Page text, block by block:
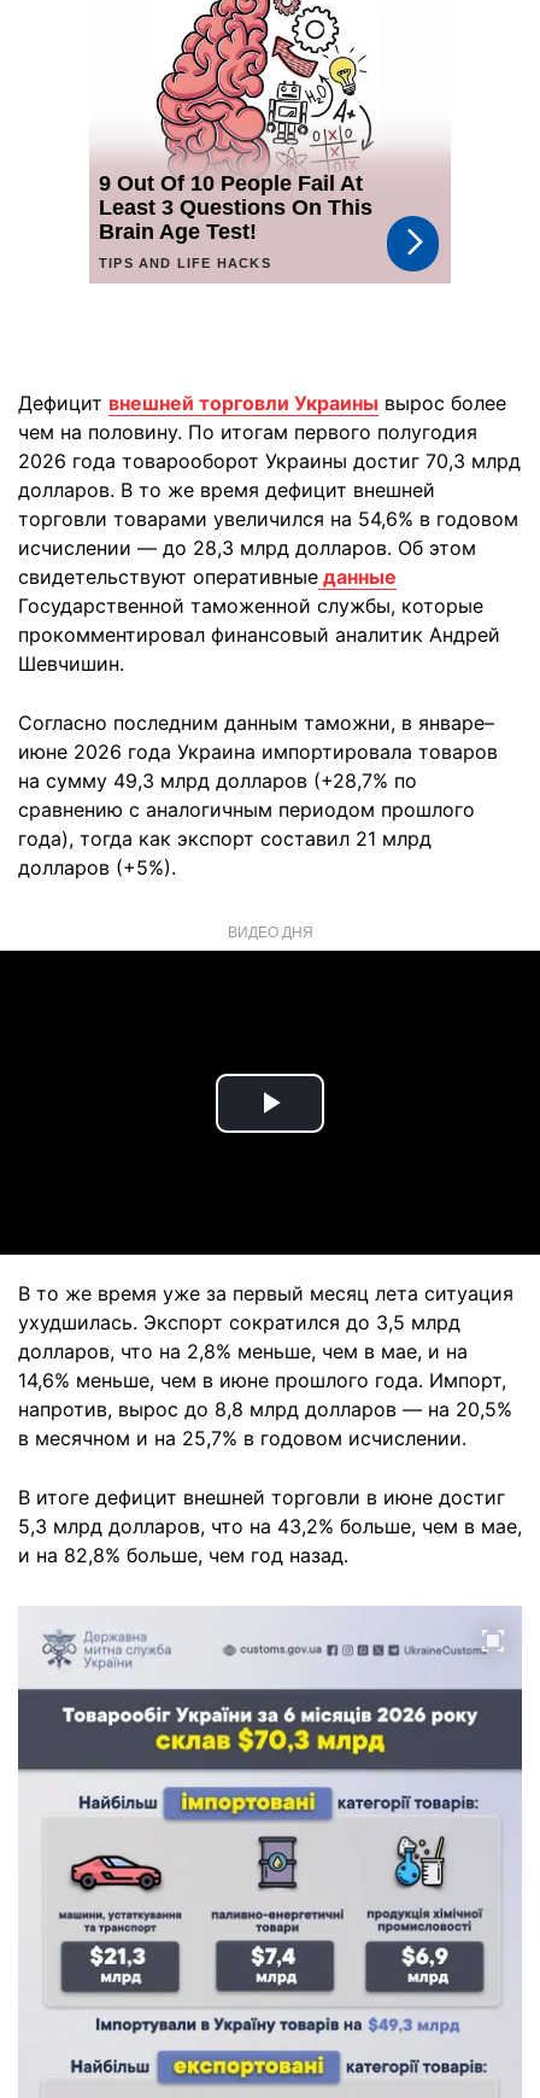
Дефицит внешней торговли Украины вырос более
чем на половину. По итогам первого полугодия
2026 года товарооборот Украины достиг 70,3 млрд
долларов. В то же время дефицит внешней
торговли товарами увеличился на 54,6% в годовом
исчислении — до 28,3 млрд долларов. Об этом
свидетельствуют оперативные данные
Государственной таможенной службы, которые
прокомментировал финансовый аналитик Андрей
Шевчишин.
Согласно последним данным таможни, в январе–
июне 2026 года Украина импортировала товаров
на сумму 49,3 млрд долларов (+28,7% по
сравнению с аналогичным периодом прошлого
года), тогда как экспорт составил 21 млрд
долларов (+5%).
ВИДЕО ДНЯ
Play
В то же время уже за первый месяц лета ситуация
ухудшилась. Экспорт сократился до 3,5 млрд
долларов, что на 2,8% меньше, чем в мае, и на
14,6% меньше, чем в июне прошлого года. Импорт,
напротив, вырос до 8,8 млрд долларов — на 20,5%
в месячном и на 25,7% в годовом исчислении.
В итоге дефицит внешней торговли в июне достиг
5,3 млрд долларов, что на 43,2% больше, чем в мае,
и на 82,8% больше, чем год назад.